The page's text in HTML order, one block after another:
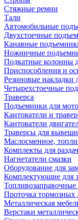
Стяжные ремни
Тали
Автомобильные
Двухстоечные
Канавные
Ножничные
Подкатные колонны
Приспособления и
Резиновые накладки
Четырехстоечные
Траверса
Подъемники для
Кантователи и
Кантователи
Траверсы для
Маслосменное,
Комплекты для
Нагнетатели смазки
Оборудование для
Комплектующие для
Топливозаправочные
Проточка тормозных
Металлическая
Верстаки